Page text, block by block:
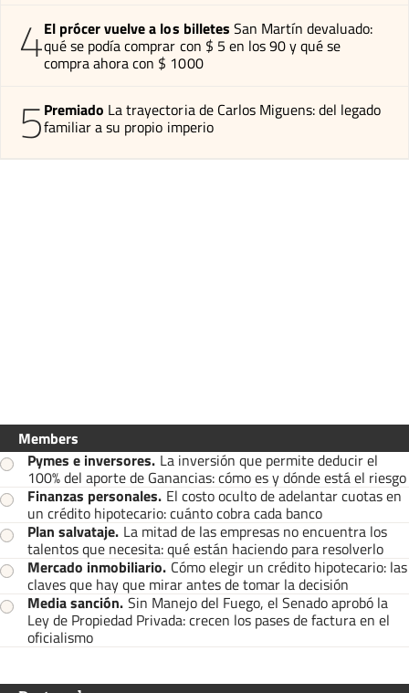
4El prócer vuelve a los billetes San Martín devaluado:
qué se podía comprar con $ 5 en los 90 y qué se
compra ahora con $ 1000
5Premiado La trayectoria de Carlos Miguens: del legado
familiar a su propio imperio
Members
Pymes e inversores. La inversión que permite deducir el
100% del aporte de Ganancias: cómo es y dónde está el riesgo
Finanzas personales. El costo oculto de adelantar cuotas en
un crédito hipotecario: cuánto cobra cada banco
Plan salvataje. La mitad de las empresas no encuentra los
talentos que necesita: qué están haciendo para resolverlo
Mercado inmobiliario. Cómo elegir un crédito hipotecario: las
claves que hay que mirar antes de tomar la decisión
Media sanción. Sin Manejo del Fuego, el Senado aprobó la
Ley de Propiedad Privada: crecen los pases de factura en el
oficialismo